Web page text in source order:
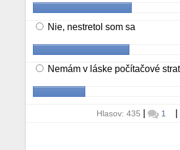
Nie, nestretol som sa
Nemám v láske počítačové
Hlasov: 435 | 1